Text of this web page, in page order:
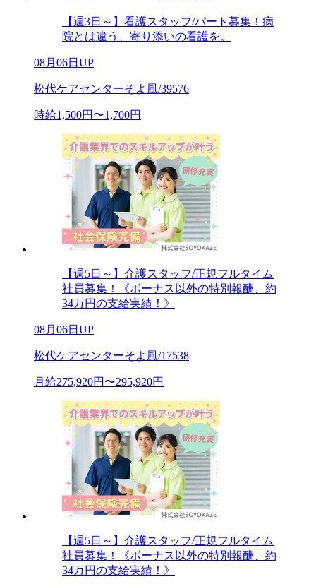
【週3日～】看護スタッフ/パート募集！病
院とは違う、寄り添いの看護を。
08月06日UP
松代ケアセンターそよ風/39576
時給1,500円〜1,700円
【週5日～】介護スタッフ/正規フルタイム
社員募集！《ボーナス以外の特別報酬、約
34万円の支給実績！》
08月06日UP
松代ケアセンターそよ風/17538
月給275,920円〜295,920円
【週5日～】介護スタッフ/正規フルタイム
社員募集！《ボーナス以外の特別報酬、約
34万円の支給実績！》